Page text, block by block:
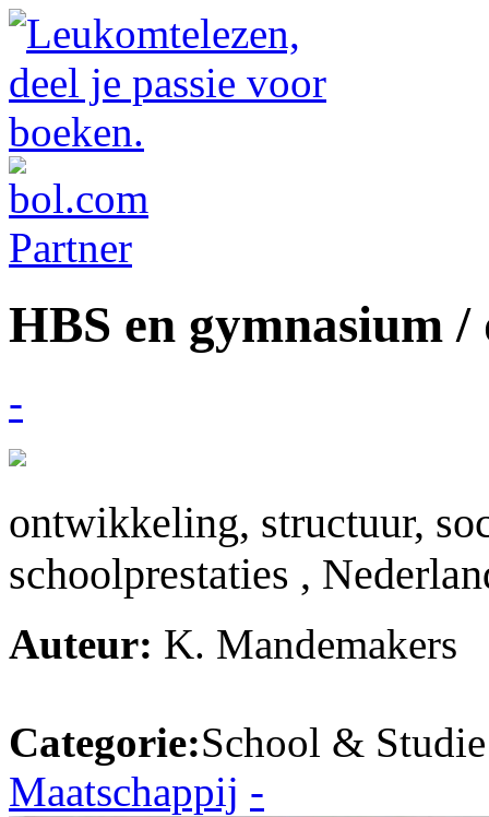
HBS en gymnasium
-
ontwikkeling, structuur,
schoolprestaties ,
Auteur: K. Mandemakers
Categorie:School &
Maatschappij -